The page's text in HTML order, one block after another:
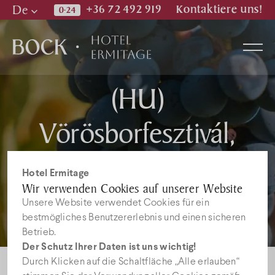
Hotel Ermitage
Wir verwenden Cookies auf unserer Website
Unsere Website verwendet Cookies für ein
bestmögliches Benutzererlebnis und einen sicheren
Betrieb.
Der Schutz Ihrer Daten ist uns wichtig!
Durch Klicken auf die Schaltfläche „Alle erlauben“
En
De +36 72 492 919 Kontaktiere uns!
(HU)
Vörösborfesztivál,
Mystery Gang, Bock
Pince
Zimmer
Restaurant
Bilder